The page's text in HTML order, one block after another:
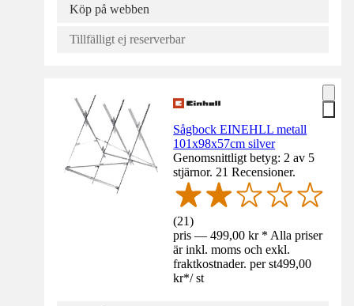
Köp på webben
Tillfälligt ej reserverbar
Sågbock EINEHLL metall
101x98x57cm silver
Genomsnittligt betyg: 2 av 5
stjärnor. 21 Recensioner.
(21)
pris — 499,00 kr * Alla priser
är inkl. moms och exkl.
fraktkostnader. per st499,00
kr*/ st